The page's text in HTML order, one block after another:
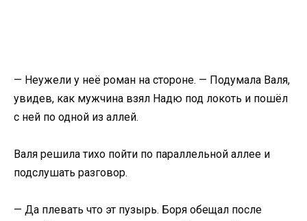
​— Неужели у неё роман на стороне. — Подумала Валя,
увидев, как мужчина взял Надю под локоть и пошёл
с ней по одной из аллей.​
​Валя решила тихо пойти по параллельной аллее и
подслушать разговор.​
​— Да плевать что эт пузырь. Боря обещал после